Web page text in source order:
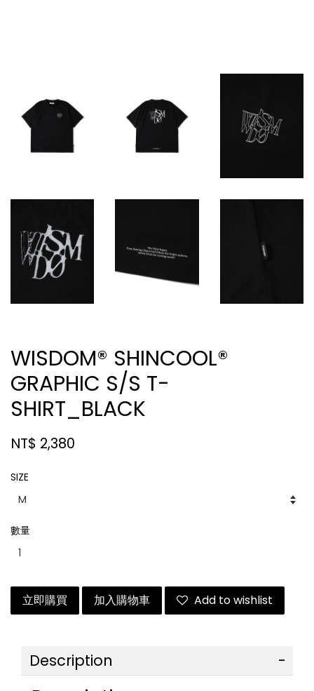
WISDOM® SHINCOOL®
GRAPHIC S/S T-
SHIRT_BLACK
NT$ 2,380
SIZE
數量
立即購買 加入購物車 Add to wishlist
Description